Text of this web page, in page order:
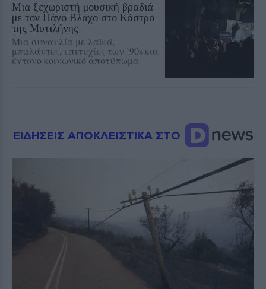
Μια ξεχωριστή μουσική βραδιά
με τον Πάνο Βλάχο στο Κάστρο
της Μυτιλήνης
Μια συναυλία με λαϊκά,
μπαλάντες, επιτυχίες των ’90s και
έντονο κοινωνικό αποτύπωμα
ΕΙΔΗΣΕΙΣ ΑΠΟΚΛΕΙΣΤΙΚΑ ΣΤΟ